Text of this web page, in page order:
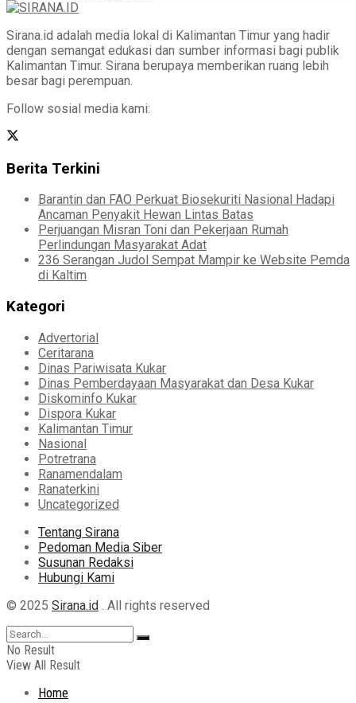
Sirana.id adalah media lokal di Kalimantan Timur yang hadir
dengan semangat edukasi dan sumber informasi bagi publik
Kalimantan Timur. Sirana berupaya memberikan ruang lebih
besar bagi perempuan.
Follow sosial media kami:
Berita Terkini
Barantin dan FAO Perkuat Biosekuriti Nasional Hadapi
Ancaman Penyakit Hewan Lintas Batas
Perjuangan Misran Toni dan Pekerjaan Rumah
Perlindungan Masyarakat Adat
236 Serangan Judol Sempat Mampir ke Website Pemda
di Kaltim
Kategori
Advertorial
Ceritarana
Dinas Pariwisata Kukar
Dinas Pemberdayaan Masyarakat dan Desa Kukar
Diskominfo Kukar
Dispora Kukar
Kalimantan Timur
Nasional
Potretrana
Ranamendalam
Ranaterkini
Uncategorized
Tentang Sirana
Pedoman Media Siber
Susunan Redaksi
Hubungi Kami
© 2025 Sirana.id . All rights reserved
No Result
View All Result
Home